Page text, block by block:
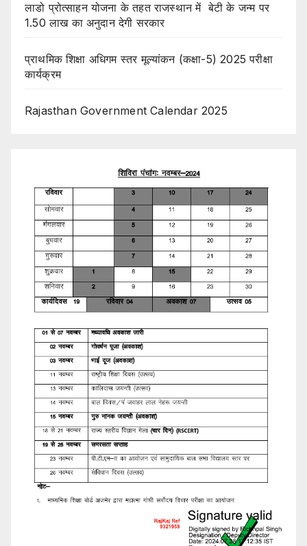
लाडो प्रोत्साहन योजना के तहत राजस्थान में बेटी के जन्म पर
1.50 लाख का अनुदान देगी सरकार
प्राथमिक शिक्षा अधिगम स्तर मूल्यांकन (कक्षा-5) 2025 परीक्षा
कार्यक्रम
Rajasthan Government Calendar 2025